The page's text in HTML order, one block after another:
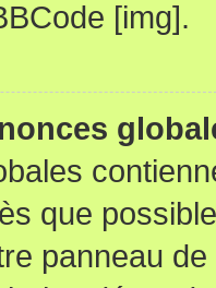
[img].
que
panneau